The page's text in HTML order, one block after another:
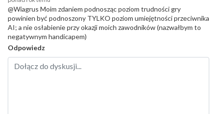
@Wiagrus Moim zdaniem podnosząc poziom trudności gry
powinien być podnoszony TYLKO poziom umiejętności przeciwnika
AI; a nie osłabienie przy okazji moich zawodników (nazwałbym to
negatywnym handicapem)
Odpowiedz